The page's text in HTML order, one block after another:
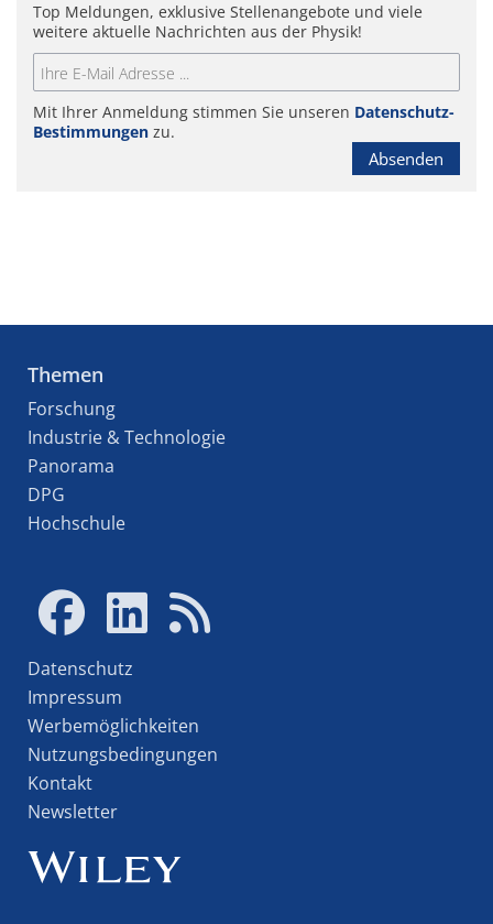
Top Meldungen, exklusive Stellenangebote und viele
weitere aktuelle Nachrichten aus der Physik!
Mit Ihrer Anmeldung stimmen Sie unseren Datenschutz-
Bestimmungen zu.
Absenden
Themen
Forschung
Industrie & Technologie
Panorama
DPG
Hochschule
Datenschutz
Impressum
Werbemöglichkeiten
Nutzungsbedingungen
Kontakt
Newsletter